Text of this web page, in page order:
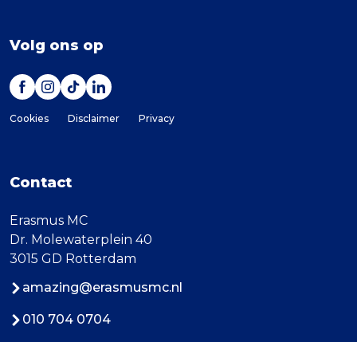
Volg ons op
Cookies Disclaimer Privacy
Contact
Erasmus MC
Dr. Molewaterplein 40
3015 GD Rotterdam
amazing@erasmusmc.nl
010 704 0704